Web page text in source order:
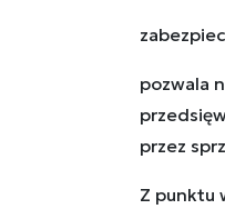
pozwala
przez
Z punktu